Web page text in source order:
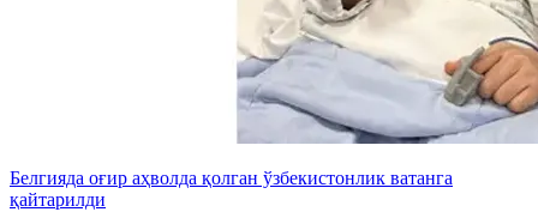
Белгияда оғир аҳволда қолган ўзбекистонлик ватанга
қайтарилди